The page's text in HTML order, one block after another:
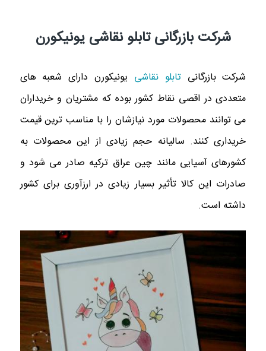
شرکت بازرگانی تابلو نقاشی یونیکورن
شرکت بازرگانیتابلو نقاشی یونیکورن دارای شعبه های
متعددی در اقصی نقاط کشور بوده که مشتریان و خریداران
می‌ توانند محصولات مورد نیازشان را با مناسب ترین قیمت
خریداری کنند. سالیانه حجم زیادی از این محصولات به
کشورهای آسیایی مانند چین عراق ترکیه صادر می ‌شود و
صادرات این کالا تأثیر بسیار زیادی در ارزآوری برای کشور
داشته است.